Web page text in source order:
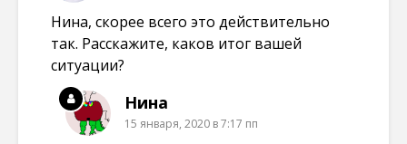
Нина, скорее всего это действительно
так. Расскажите, каков итог вашей
ситуации?
Нина
15 января, 2020 в 7:17 пп